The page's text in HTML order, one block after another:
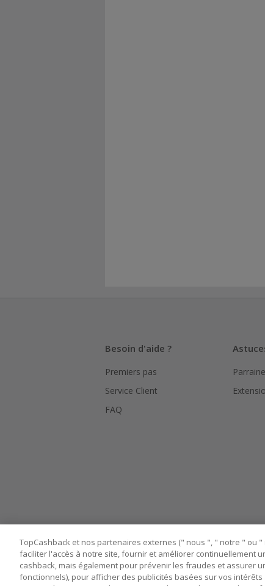
Besoin d'aide ?
Premiers pas
Service Client
FAQ
TopCashback et nos partenaires externes (" nous ", " notre " ou
faciliter l'accès à notre site, fournir et améliorer continuellement
cashback, mais également pour prévenir les fraudes et assurer
fonctionnels), pour afficher des publicités basées sur vos